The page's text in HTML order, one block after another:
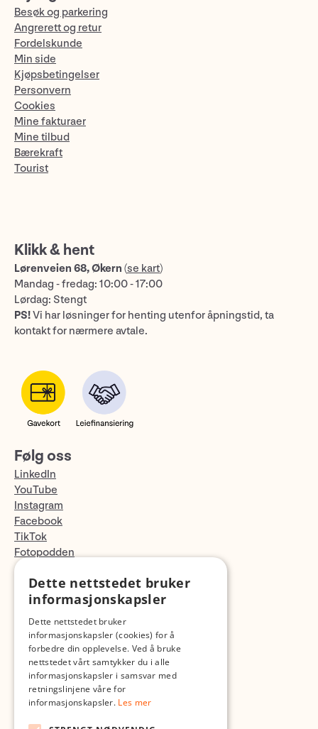
Besøk og parkering
Angrerett og retur
Fordelskunde
Min side
Kjøpsbetingelser
Personvern
Cookies
Mine fakturaer
Mine tilbud
Bærekraft
Tourist
Klikk & hent
Lørenveien 68, Økern (se kart)
Mandag - fredag: 10:00 - 17:00
Lørdag: Stengt
PS!Vi har løsninger for henting utenfor åpningstid, ta
kontakt for nærmere avtale.
Følg oss
LinkedIn
YouTube
Instagram
Facebook
TikTok
Fotopodden
Med forbehold om skrive- og lagerfeil
Dette nettstedet bruker
informasjonskapsler
Dette nettstedet bruker
informasjonskapsler (cookies) for å
forbedre din opplevelse. Ved å bruke
nettstedet vårt samtykker du i alle
informasjonskapsler i samsvar med
retningslinjene våre for
informasjonskapsler. Les mer